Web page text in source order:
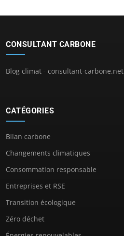
CONSULTANT CARBONE
Blog climat - consultant-carbone.net
CATÉGORIES
Bilan carbone
Changements climatiques
Consommation responsable
Entreprises et RSE
Transition écologique
Zéro déchet